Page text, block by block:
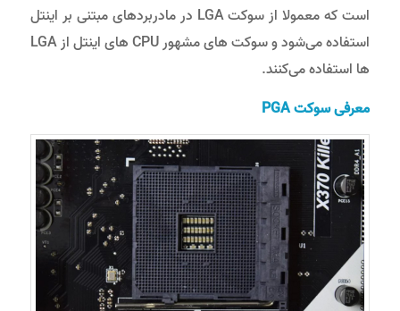
است که معمولا از سوکت LGA در مادربردهای مبتنی بر اینتل
ها استفاده می‌کنند.
معرفی سوکتPGA